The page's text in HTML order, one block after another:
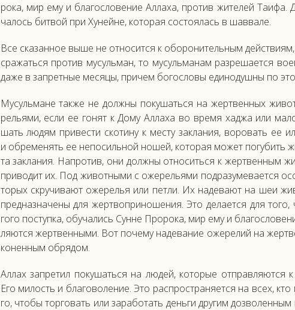
рока, мир ему и бла­гос­ло­вение Ал­ла­ха, про­тив жи­телей
чалось бит­вой при Ху­ней­не, ко­торая сос­то­ялась в шав­ва­ле.
Все ска­зан­ное вы­ше не от­но­сит­ся к обо­рони­тель­ным
сра­жать­ся про­тив му­суль­ман, то му­суль­ма­нам раз­ре­ша­ет­ся
да­же в зап­ретные ме­сяцы, при­чем бо­гос­ло­вы еди­нодуш­ны по
Му­суль­ма­не так­же не дол­жны по­кушать­ся на жер­твен­ных
рель­ями, ес­ли ее го­нят к До­му Ал­ла­ха во вре­мя хад­жа или
шать лю­дям при­вес­ти ско­тину к мес­ту зак­ла­ния, во­ровать ее
и об­ре­менять ее не­посиль­ной но­шей, ко­торая мо­жет по­губить
та зак­ла­ния. Нап­ро­тив, они дол­жны от­но­сить­ся к жер­твен­ным
при­водит их. Под жи­вот­ны­ми с оже­рель­ями под­ра­зуме­ва­ет­ся
торых скру­чива­ют оже­релья или пет­ли. Их на­дева­ют на шеи
пред­назна­чены для жер­твоп­ри­ноше­ния. Это де­ла­ет­ся для
гого пос­тупка, обу­чались Сун­не Про­рока, мир ему и
ля­ют­ся жер­твен­ны­ми. Вот по­чему на­дева­ние оже­релий на
конен­ным об­ря­дом.
Ал­лах зап­ре­тил по­кушать­ся на лю­дей, ко­торые от­прав­ля­ют­ся
Его ми­лость и бла­гово­ление. Это рас­простра­ня­ет­ся на всех,
го, что­бы тор­го­вать или за­рабо­тать день­ги дру­гим